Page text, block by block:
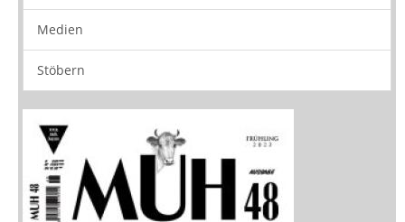
Medien
Stöbern